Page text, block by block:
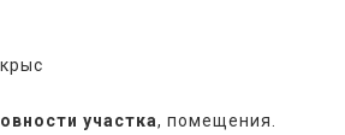
участка, помещения.